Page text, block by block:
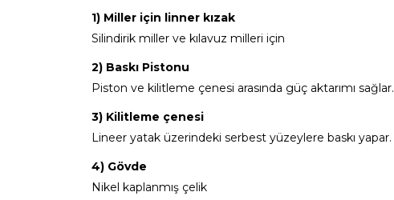
1) Miller için linner kızak
Silindirik miller ve kılavuz milleri için
2) Baskı Pistonu
Piston ve kilitleme çenesi arasında güç aktarımı sağlar.
3) Kilitleme çenesi
Lineer yatak üzerindeki serbest yüzeylere baskı yapar.
4) Gövde
Nikel kaplanmış çelik